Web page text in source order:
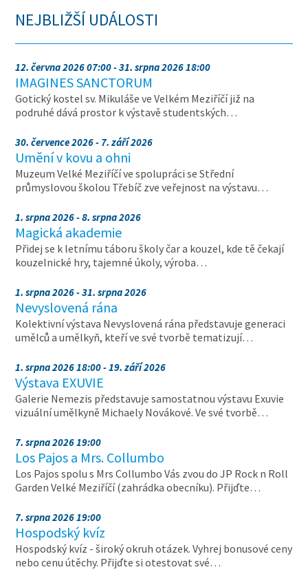
NEJBLIŽŠÍ UDÁLOSTI
12. června 2026 07:00 - 31. srpna 2026 18:00
IMAGINES SANCTORUM
Gotický kostel sv. Mikuláše ve Velkém Meziříčí již na
podruhé dává prostor k výstavě studentských…
30. července 2026 - 7. září 2026
Umění v kovu a ohni
Muzeum Velké Meziříčí ve spolupráci se Střední
průmyslovou školou Třebíč zve veřejnost na výstavu…
1. srpna 2026 - 8. srpna 2026
Magická akademie
Přidej se k letnímu táboru školy čar a kouzel, kde tě čekají
kouzelnické hry, tajemné úkoly, výroba…
1. srpna 2026 - 31. srpna 2026
Nevyslovená rána
Kolektivní výstava Nevyslovená rána představuje generaci
umělců a umělkyň, kteří ve své tvorbě tematizují…
1. srpna 2026 18:00 - 19. září 2026
Výstava EXUVIE
Galerie Nemezis představuje samostatnou výstavu Exuvie
vizuální umělkyně Michaely Novákové. Ve své tvorbě…
7. srpna 2026 19:00
Los Pajos a Mrs. Collumbo
Los Pajos spolu s Mrs Collumbo Vás zvou do JP Rock n Roll
Garden Velké Meziříčí (zahrádka obecníku). Přijďte…
7. srpna 2026 19:00
Hospodský kvíz
Hospodský kvíz - široký okruh otázek. Vyhrej bonusové ceny
nebo cenu útěchy. Přijďte si otestovat své…